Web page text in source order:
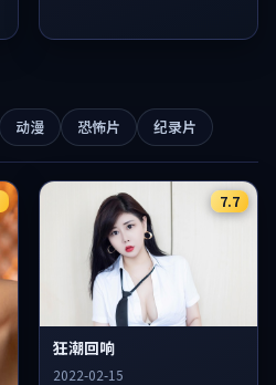
动漫 恐怖片 纪录片
7.7
狂潮回响
2022-02-15